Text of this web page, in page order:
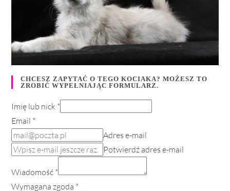
CHCESZ ZAPYTAĆ O TEGO KOCIAKA? MOŻESZ TO
ZROBIĆ WYPEŁNIAJĄC FORMULARZ.
Imię lub nick *
Email *
Adres e-mail
Potwierdź adres e-mail
Wiadomość *
Wymagana zgoda *